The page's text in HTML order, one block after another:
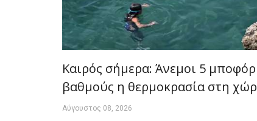
Καιρός σήμερα: Άνεμοι 5
βαθμούς η θερμοκρασία στη
Αύγουστος 08, 2026